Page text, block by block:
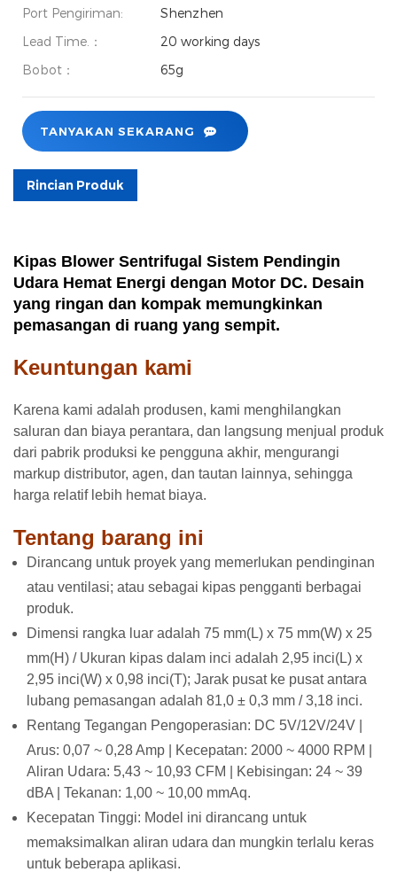
Port Pengiriman:
Shenzhen
Lead Time.：
20 working days
Bobot：
65g
TANYAKAN SEKARANG
Rincian Produk
Kipas Blower Sentrifugal Sistem Pendingin
Udara Hemat Energi dengan Motor DC. Desain
yang ringan dan kompak memungkinkan
pemasangan di ruang yang sempit.
Keuntungan kami
Karena kami adalah produsen, kami menghilangkan
saluran dan biaya perantara, dan langsung menjual produk
dari pabrik produksi ke pengguna akhir, mengurangi
markup distributor, agen, dan tautan lainnya, sehingga
harga relatif lebih hemat biaya.
Tentang barang ini
Dirancang untuk proyek yang memerlukan pendinginan
atau ventilasi; atau sebagai kipas pengganti berbagai
produk.
Dimensi rangka luar adalah 75 mm(L) x 75 mm(W) x 25
mm(H) / Ukuran kipas dalam inci adalah 2,95 inci(L) x
2,95 inci(W) x 0,98 inci(T); Jarak pusat ke pusat antara
lubang pemasangan adalah 81,0 ± 0,3 mm / 3,18 inci.
Rentang Tegangan Pengoperasian: DC 5V/12V/24V |
Arus: 0,07 ~ 0,28 Amp | Kecepatan: 2000 ~ 4000 RPM |
Aliran Udara: 5,43 ~ 10,93 CFM | Kebisingan: 24 ~ 39
dBA | Tekanan: 1,00 ~ 10,00 mmAq.
Kecepatan Tinggi: Model ini dirancang untuk
memaksimalkan aliran udara dan mungkin terlalu keras
untuk beberapa aplikasi.